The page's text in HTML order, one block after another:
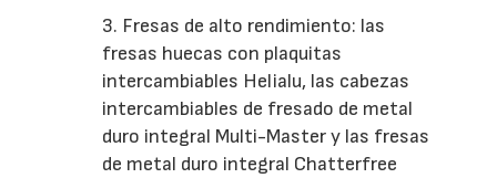
3. Fresas de alto rendimiento: las
fresas huecas con plaquitas
intercambiables Helialu, las cabezas
intercambiables de fresado de metal
duro integral Multi-Master y las fresas
de metal duro integral Chatterfree